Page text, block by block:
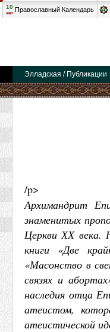
10
авг Православный Календарь
Элладская / Публикации
/p>
Архимандрит
знаменитых
Церкви ХХ века.
книги «Две
«Масонство в
связях и
наследия отца
атеистом,
атеистической